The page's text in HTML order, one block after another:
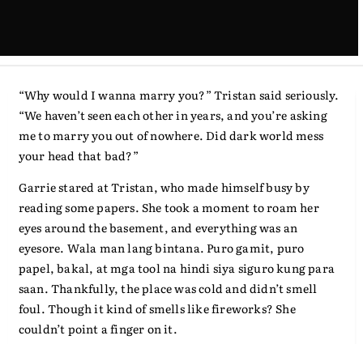
“Why would I wanna marry you?” Tristan said seriously.
“We haven’t seen each other in years, and you’re asking
me to marry you out of nowhere. Did dark world mess
your head that bad?”
Garrie stared at Tristan, who made himself busy by
reading some papers. She took a moment to roam her
eyes around the basement, and everything was an
eyesore. Wala man lang bintana. Puro gamit, puro
papel, bakal, at mga tool na hindi siya siguro kung para
saan. Thankfully, the place was cold and didn’t smell
foul. Though it kind of smells like fireworks? She
couldn’t point a finger on it.